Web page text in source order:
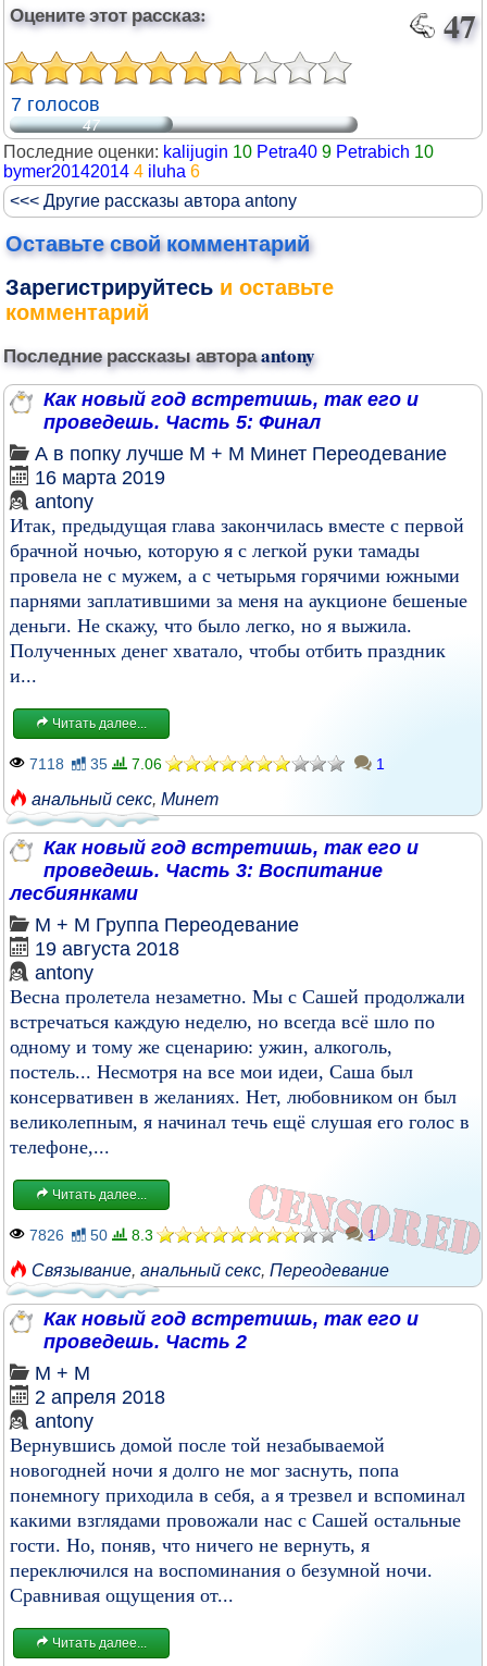
Оцените этот рассказ: 47
7 голосов
47
Последние оценки: kalijugin 10 Petra40 9 Petrabich 10
bymer20142014 4 iluha 6
<<< Другие рассказы автора antony
Оставьте свой комментарий
Зарегистрируйтесь и оставьте
комментарий
Последние рассказы автораantony
Как новый год встретишь, так его и
проведешь. Часть 5: Финал
А в попку лучше М + М Минет Переодевание
16 марта 2019
antony
Итак, предыдущая глава закончилась вместе с первой
брачной ночью, которую я с легкой руки тамады
провела не с мужем, а с четырьмя горячими южными
парнями заплатившими за меня на аукционе бешеные
деньги. Не скажу, что было легко, но я выжила.
Полученных денег хватало, чтобы отбить праздник
и...
Читать далее...
7118 35 7.06 1
анальный секс, Минет
Как новый год встретишь, так его и
проведешь. Часть 3: Воспитание
лесбиянками
М + М Группа Переодевание
19 августа 2018
antony
Весна пролетела незаметно. Мы с Сашей продолжали
встречаться каждую неделю, но всегда всё шло по
одному и тому же сценарию: ужин, алкоголь,
постель... Несмотря на все мои идеи, Саша был
консервативен в желаниях. Нет, любовником он был
великолепным, я начинал течь ещё слушая его голос в
телефоне,...
Читать далее...
7826 50 8.3 1
Связывание, анальный секс, Переодевание
Как новый год встретишь, так его и
проведешь. Часть 2
М + М
2 апреля 2018
antony
Вернувшись домой после той незабываемой
новогодней ночи я долго не мог заснуть, попа
понемногу приходила в себя, а я трезвел и вспоминал
какими взглядами провожали нас с Сашей остальные
гости. Но, поняв, что ничего не вернуть, я
переключился на воспоминания о безумной ночи.
Сравнивая ощущения от...
Читать далее...